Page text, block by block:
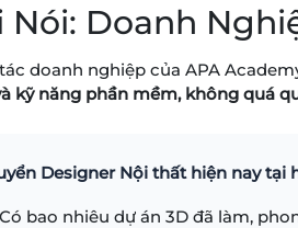
Nói: Doanh
doanh nghiệp của APA
kỹ năng phần mềm, không quá
Designer Nội thất hiện nay tại
bao nhiêu dự án 3D đã làm,